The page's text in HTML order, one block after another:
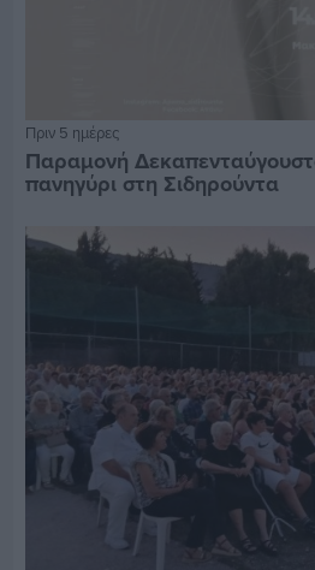
Πριν 5 ημέρες
Παραμονή
πανηγύρι στη Σιδηρούντα